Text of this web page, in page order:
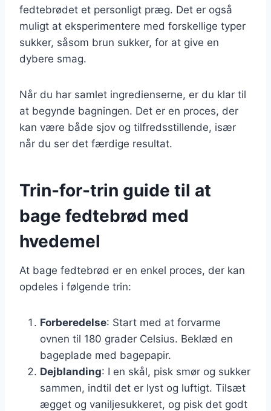
fedtebrødet et personligt præg. Det er også
muligt at eksperimentere med forskellige typer
sukker, såsom brun sukker, for at give en
dybere smag.
Når du har samlet ingredienserne, er du klar til
at begynde bagningen. Det er en proces, der
kan være både sjov og tilfredsstillende, især
når du ser det færdige resultat.
Trin-for-trin guide til at
bage fedtebrød med
hvedemel
At bage fedtebrød er en enkel proces, der kan
opdeles i følgende trin:
Forberedelse: Start med at forvarme
ovnen til 180 grader Celsius. Beklæd en
bageplade med bagepapir.
Dejblanding: I en skål, pisk smør og sukker
sammen, indtil det er lyst og luftigt. Tilsæt
ægget og vaniljesukkeret, og pisk det godt